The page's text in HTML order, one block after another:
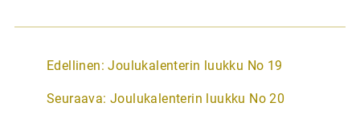
A
t
Edellinen: Joulukalenterin luukku No 19
Seuraava: Joulukalenterin luukku No 20